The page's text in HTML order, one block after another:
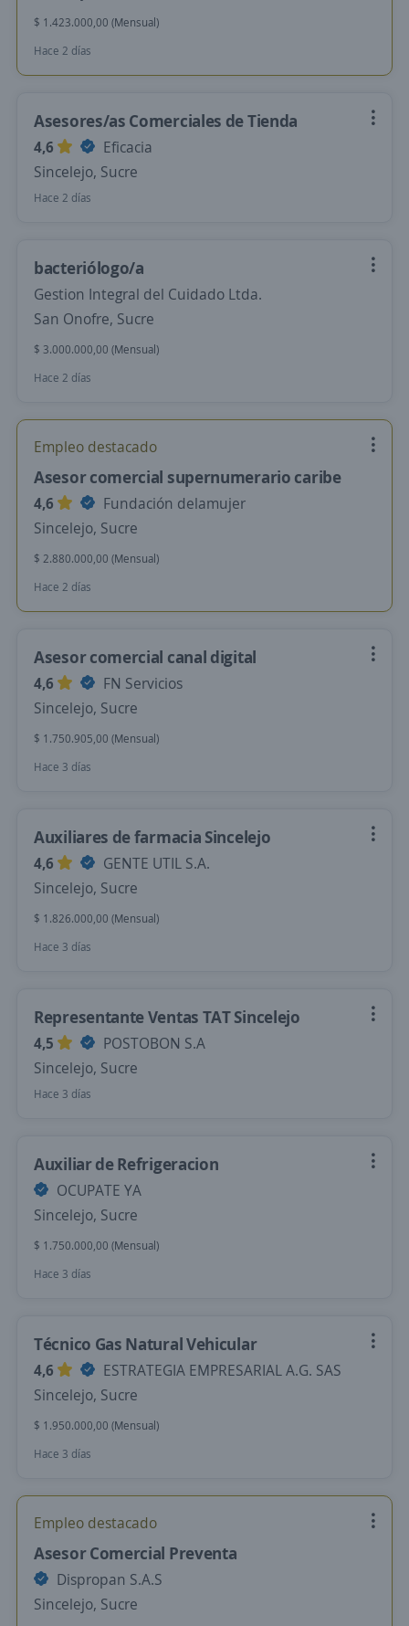
$ 1.423.000,00 (Mensual)
Hace 2 días
Asesores/as Comerciales de Tienda
4,6
Eficacia
Sincelejo, Sucre
Hace 2 días
bacteriólogo/a
Gestion Integral del Cuidado Ltda.
San Onofre, Sucre
$ 3.000.000,00 (Mensual)
Hace 2 días
Empleo destacado
Asesor comercial supernumerario caribe
4,6
Fundación delamujer
Sincelejo, Sucre
$ 2.880.000,00 (Mensual)
Hace 2 días
Asesor comercial canal digital
4,6
FN Servicios
Sincelejo, Sucre
$ 1.750.905,00 (Mensual)
Hace 3 días
Auxiliares de farmacia Sincelejo
4,6
GENTE UTIL S.A.
Sincelejo, Sucre
$ 1.826.000,00 (Mensual)
Hace 3 días
Representante Ventas TAT Sincelejo
4,5
POSTOBON S.A
Sincelejo, Sucre
Hace 3 días
Auxiliar de Refrigeracion
OCUPATE YA
Sincelejo, Sucre
$ 1.750.000,00 (Mensual)
Hace 3 días
Técnico Gas Natural Vehicular
4,6
ESTRATEGIA EMPRESARIAL A.G. SAS
Sincelejo, Sucre
$ 1.950.000,00 (Mensual)
Hace 3 días
Empleo destacado
Asesor Comercial Preventa
Dispropan S.A.S
Sincelejo, Sucre